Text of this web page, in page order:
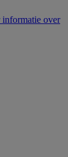
informatie over